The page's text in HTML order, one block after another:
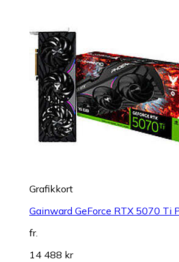
Grafikkort
Gainward GeForce RTX 5070 Ti
fr.
14 488 kr